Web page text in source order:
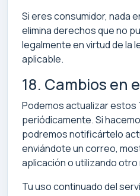
Si eres consumidor, nada
elimina derechos que no
legalmente en virtud de la
aplicable.
18. Cambios en
Podemos actualizar estos
periódicamente. Si
podremos notificártelo
enviándote un correo,
aplicación o utilizando
Tu uso continuado del